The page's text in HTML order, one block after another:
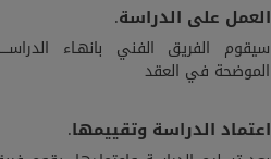
العمل على الدراسة.
سيقوم الفريق الفني بانهـاء
الموضحة في العقد
اعتماد الدراسة وتقييمها.